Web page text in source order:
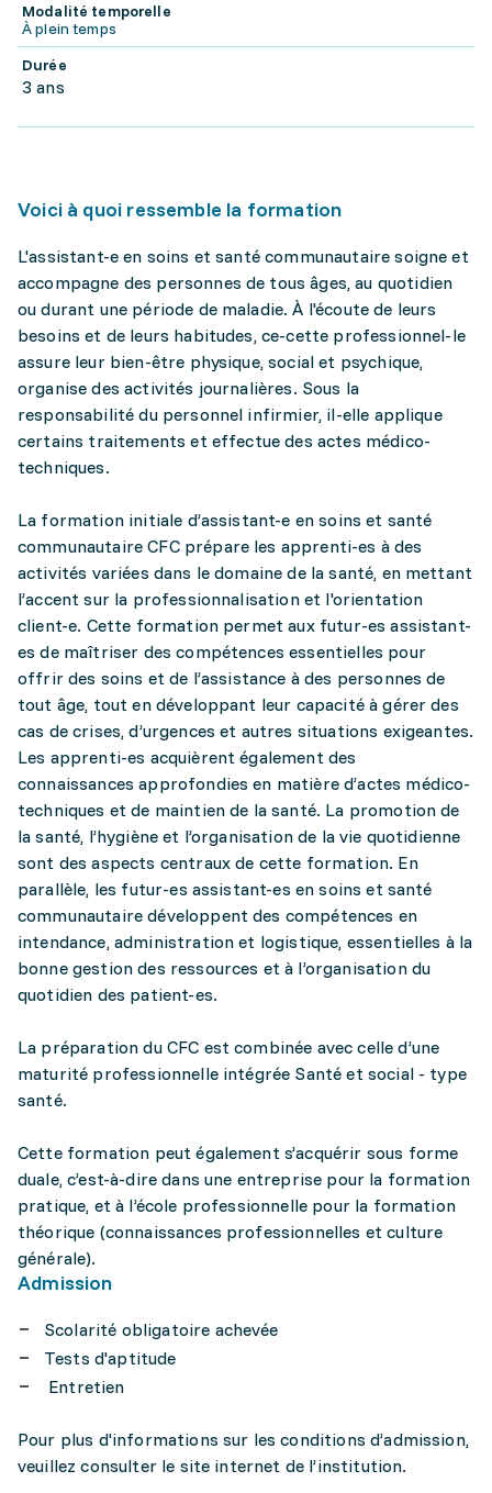
Modalité temporelle
À plein temps
Durée
3 ans
Voici à quoi ressemble la formation
L'assistant-e en soins et santé communautaire soigne et
accompagne des personnes de tous âges, au quotidien
ou durant une période de maladie. À l'écoute de leurs
besoins et de leurs habitudes, ce-cette professionnel-le
assure leur bien-être physique, social et psychique,
organise des activités journalières. Sous la
responsabilité du personnel infirmier, il-elle applique
certains traitements et effectue des actes médico-
techniques.
La formation initiale d’assistant-e en soins et santé
communautaire CFC prépare les apprenti-es à des
activités variées dans le domaine de la santé, en mettant
l’accent sur la professionnalisation et l'orientation
client-e. Cette formation permet aux futur-es assistant-
es de maîtriser des compétences essentielles pour
offrir des soins et de l’assistance à des personnes de
tout âge, tout en développant leur capacité à gérer des
cas de crises, d’urgences et autres situations exigeantes.
Les apprenti-es acquièrent également des
connaissances approfondies en matière d’actes médico-
techniques et de maintien de la santé. La promotion de
la santé, l’hygiène et l’organisation de la vie quotidienne
sont des aspects centraux de cette formation. En
parallèle, les futur-es assistant-es en soins et santé
communautaire développent des compétences en
intendance, administration et logistique, essentielles à la
bonne gestion des ressources et à l’organisation du
quotidien des patient-es.
La préparation du CFC est combinée avec celle d’une
maturité professionnelle intégrée Santé et social - type
santé.
Cette formation peut également s’acquérir sous forme
duale, c’est-à-dire dans une entreprise pour la formation
pratique, et à l’école professionnelle pour la formation
théorique (connaissances professionnelles et culture
générale).
Admission
Scolarité obligatoire achevée
Tests d'aptitude
Entretien
Pour plus d'informations sur les conditions d’admission,
veuillez consulter le site internet de l’institution.